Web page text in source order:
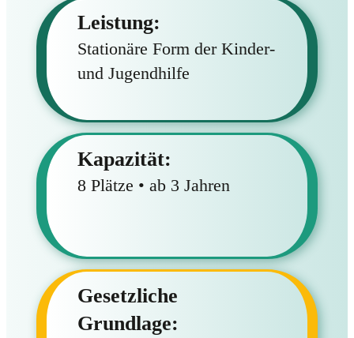
Leistung:
Stationäre Form der Kinder-
und Jugendhilfe
Kapazität:
8 Plätze • ab 3 Jahren
Gesetzliche
Grundlage: